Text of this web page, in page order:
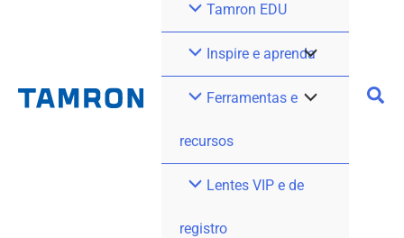
Tamron EDU
Inspire e aprenda
Ferramentas e
recursos
Lentes VIP e de
registro